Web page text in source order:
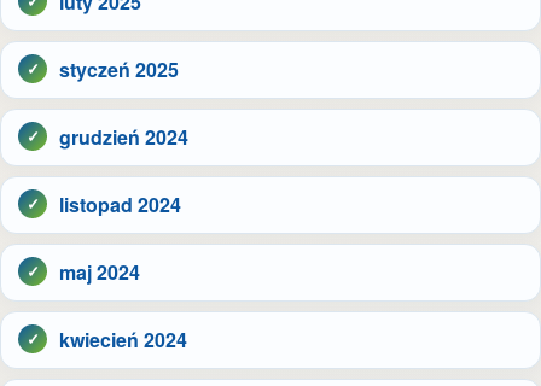
styczeń 2025
grudzień 2024
listopad 2024
maj 2024
kwiecień 2024